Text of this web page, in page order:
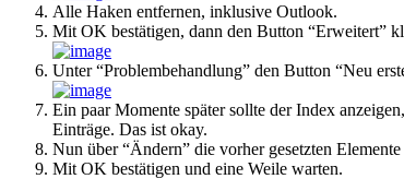
Alle Haken entfernen, inklusive Outlook.
Mit OK bestätigen, dann den Button “Erweitert”
Unter “Problembehandlung” den Button “Neu
Ein paar Momente später sollte der Index
Einträge. Das ist okay.
Nun über “Ändern” die vorher gesetzten
Mit OK bestätigen und eine Weile warten.